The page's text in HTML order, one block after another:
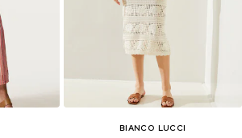
BIANCO LUCCI